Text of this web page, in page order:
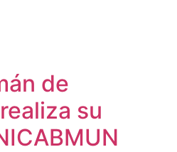
de
su